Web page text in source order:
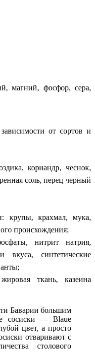
магний, фосфор, сера,
от сортов и
кориандр, чеснок,
соль, перец черный
крупы, крахмал, мука,
происхождения;
нитрит натрия,
вкуса, синтетические
ткань, казеина
Баварии большим
сосиски — Blaue
цвет, а просто
отваривают с
столового